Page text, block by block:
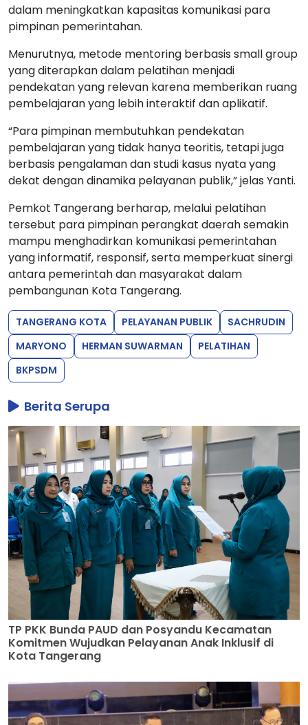
dalam meningkatkan kapasitas komunikasi para
pimpinan pemerintahan.
Menurutnya, metode mentoring berbasis small group
yang diterapkan dalam pelatihan menjadi
pendekatan yang relevan karena memberikan ruang
pembelajaran yang lebih interaktif dan aplikatif.
“Para pimpinan membutuhkan pendekatan
pembelajaran yang tidak hanya teoritis, tetapi juga
berbasis pengalaman dan studi kasus nyata yang
dekat dengan dinamika pelayanan publik,” jelas Yanti.
Pemkot Tangerang berharap, melalui pelatihan
tersebut para pimpinan perangkat daerah semakin
mampu menghadirkan komunikasi pemerintahan
yang informatif, responsif, serta memperkuat sinergi
antara pemerintah dan masyarakat dalam
pembangunan Kota Tangerang.
TANGERANG KOTA PELAYANAN PUBLIK
SACHRUDIN
MARYONO
HERMAN SUWARMAN
PELATIHAN
BKPSDM
Berita Serupa
TP PKK Bunda PAUD dan Posyandu Kecamatan
Komitmen Wujudkan Pelayanan Anak Inklusif di
Kota Tangerang